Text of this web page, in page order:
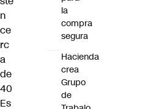
n
ce
rc
a
de
40
Es
la
compra
segura
Hacienda
crea
Grupo
de